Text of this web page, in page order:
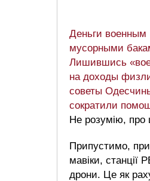
Деньги военным
мусорными
Лишившись
на доходы
советы
сократили
Не розумію,
Припустимо,
мавіки, станції
дрони. Це як